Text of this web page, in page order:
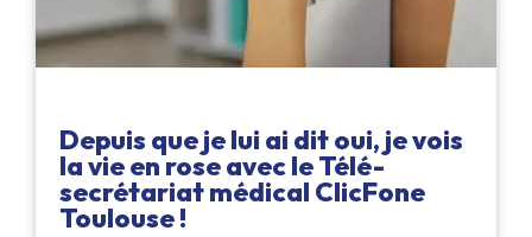
Depuis que je lui ai dit oui, je vois
la vie en rose avec le Télé-
secrétariat médical ClicFone
Toulouse !